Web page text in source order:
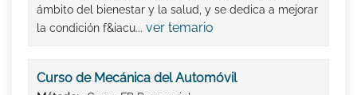
ámbito del bienestar y la salud, y se dedica a mejorar
la condición f&iacu... ver temario
Curso de Mecánica del Automóvil